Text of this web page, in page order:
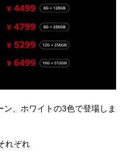
、ホワイトの3色で登場しま
れぞれ